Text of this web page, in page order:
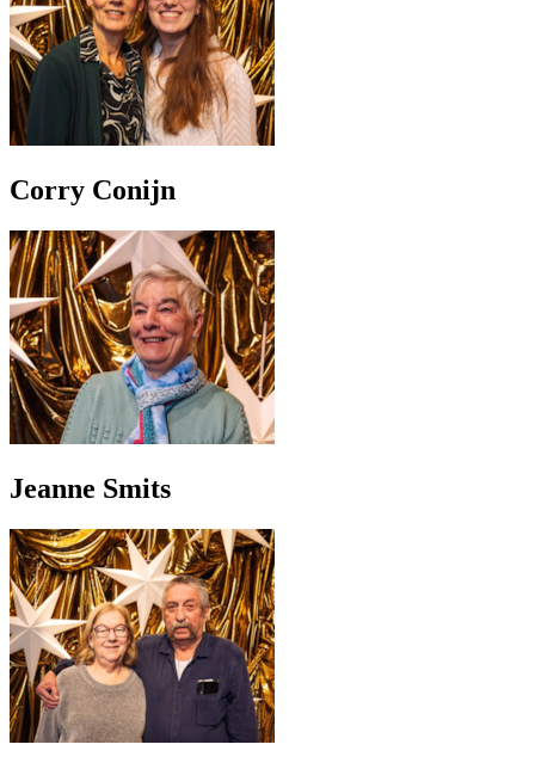
Corry Conijn
Jeanne Smits